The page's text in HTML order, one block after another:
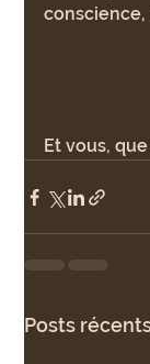
conscience,
Et vous,
Posts